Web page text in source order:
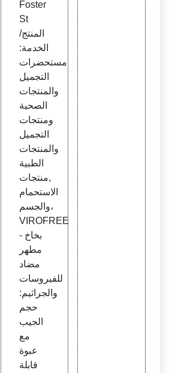
Foster
St
المنتج/
الخدمة:
مستحضرات
التجميل
والمنتجات
الصحية
ومنتجات
التجميل
والمنتجات
الطبية
,منتجات
الاستحمام
والجسم،
VIROFREE
- بخاخ
مطهر
مضاد
للفيروسات
والجراثيم:
حجم
الجيب
مع
عبوة
قابلة